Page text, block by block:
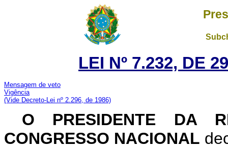
LEI Nº 7.232, DE
Mensagem de veto
Vigência
(Vide Decreto-Lei nº 2.296, de 1986)
O PRESIDENTE DA
CONGRESSO NACIONAL